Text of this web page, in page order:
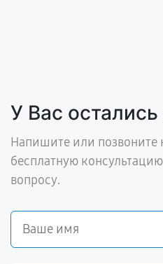
У Вас
Напишите или позвоните
бесплатную
вопросу.